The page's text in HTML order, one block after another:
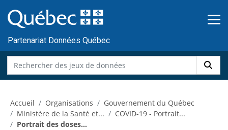
au
contenu
Partenariat Données Québec
Accueil Organisations
Gouvernement du Québec
Ministère de la Santé et...
COVID-19 - Portrait...
Portrait des doses...